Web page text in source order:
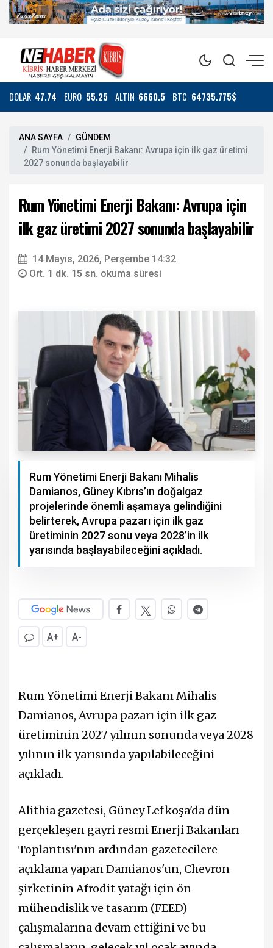
DOLAR 47.74 EURO 55.25 ALTIN 6660.5 BTC 64735.775$
ANA SAYFA
GÜNDEM
Rum Yönetimi Enerji Bakanı: Avrupa için ilk gaz üretimi
2027 sonunda başlayabilir
Rum Yönetimi Enerji Bakanı: Avrupa için
ilk gaz üretimi 2027 sonunda başlayabilir
14 Mayıs, 2026, Perşembe 14:32
Ort. 1 dk. 15 sn. okuma süresi
Rum Yönetimi Enerji Bakanı Mihalis
Damianos, Güney Kıbrıs’ın doğalgaz
projelerinde önemli aşamaya gelindiğini
belirterek, Avrupa pazarı için ilk gaz
üretiminin 2027 sonu veya 2028’in ilk
yarısında başlayabileceğini açıkladı.
A+ A-
Rum Yönetimi Enerji Bakanı Mihalis
Damianos, Avrupa pazarı için ilk gaz
üretiminin 2027 yılının sonunda veya 2028
yılının ilk yarısında yapılabileceğini
açıkladı.
Alithia gazetesi, Güney Lefkoşa'da dün
gerçekleşen gayri resmi Enerji Bakanları
Toplantısı'nın ardından gazetecilere
açıklama yapan Damianos'un, Chevron
şirketinin Afrodit yatağı için ön
mühendislik ve tasarım (FEED)
çalışmalarına devam ettiğini ve bu